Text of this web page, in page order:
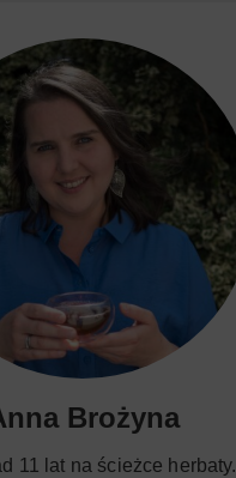
Brożyna
11 lat na ścieżce herbaty.